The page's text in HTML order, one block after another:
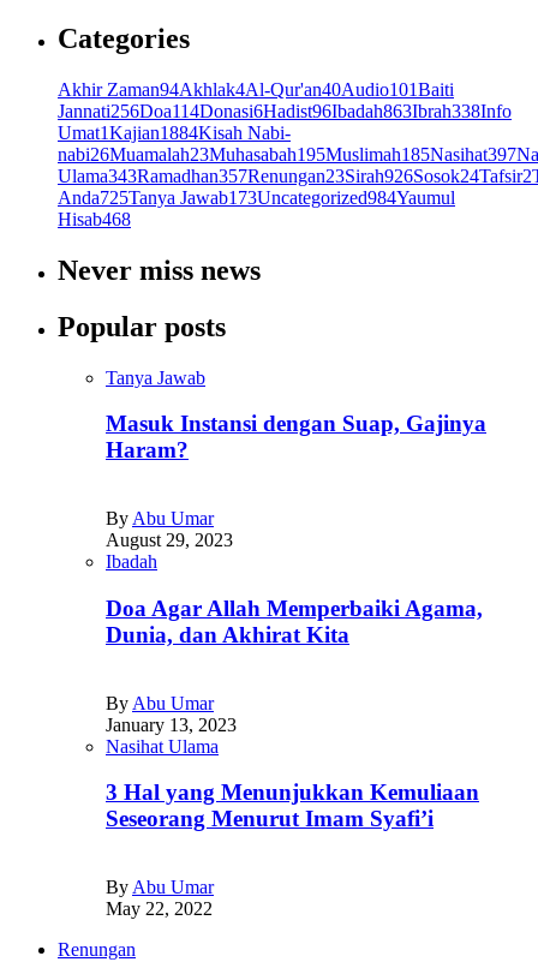
Categories
Akhir Zaman94Akhlak4Al-Qur'an40Audio101Baiti
Jannati256Doa114Donasi6Hadist96Ibadah863Ibrah338Info
Umat1Kajian1884Kisah Nabi-
nabi26Muamalah23Muhasabah195Muslimah185Nasihat397
Ulama343Ramadhan357Renungan23Sirah926Sosok24Tafsir2
Anda725Tanya Jawab173Uncategorized984Yaumul
Hisab468
Never miss news
Popular posts
Tanya Jawab
Masuk Instansi dengan Suap, Gajinya
Haram?
By Abu Umar
August 29, 2023
Ibadah
Doa Agar Allah Memperbaiki Agama,
Dunia, dan Akhirat Kita
By Abu Umar
January 13, 2023
Nasihat Ulama
3 Hal yang Menunjukkan Kemuliaan
Seseorang Menurut Imam Syafi’i
By Abu Umar
May 22, 2022
Renungan